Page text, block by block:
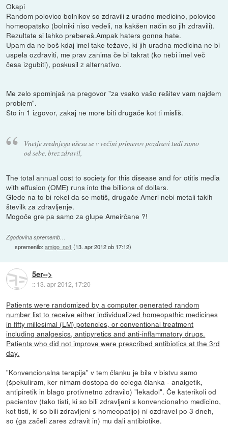
Okapi
Random polovico bolnikov so zdravili z uradno medicino, polovico
homeopatsko (bolniki niso vedeli, na kakšen način so jih zdravili).
Rezultate si lahko prebereš.Ampak haters gonna hate.
Upam da ne boš kdaj imel take težave, ki jih uradna medicina ne bi
uspela ozdraviti, me prav zanima če bi takrat (ko nebi imel več
česa izgubiti), poskusil z alternativo.
Me zelo spominjaš na pregovor "za vsako vašo rešitev vam najdem
problem".
Sto in 1 izgovor, zakaj ne more biti drugače kot ti misliš.
Vnetje srednjega ušesa se v večini primerov pozdravi tudi samo
od sebe, brez zdravil,
The total annual cost to society for this disease and for otitis media
with effusion (OME) runs into the billions of dollars.
Glede na to bi rekel da se motiš, drugače Ameri nebi metali takih
številk za zdravljenje.
Mogoče gre pa samo za glupe Ameirčane ?!
Zgodovina sprememb…
spremenilo:amigo_no1 (13. apr 2012 ob 17:12)
5er-->
:: 13. apr 2012, 17:20
Patients were randomized by a computer generated random
number list to receive either individualized homeopathic medicines
in fifty millesimal (LM) potencies, or conventional treatment
including analgesics, antipyretics and anti-inflammatory drugs.
Patients who did not improve were prescribed antibiotics at the 3rd
day.
"Konvencionalna terapija" v tem članku je bila v bistvu samo
(špekuliram, ker nimam dostopa do celega članka - analgetik,
antipiretik in blago protivnetno zdravilo) "lekadol". Če katerikoli od
pacientov (tako tisti, ki so bili zdravljeni s konvencionalno medicino,
kot tisti, ki so bili zdravljeni s homeopatijo) ni ozdravel po 3 dneh,
so (ga začeli zares zdravit in) mu dali antibiotike.